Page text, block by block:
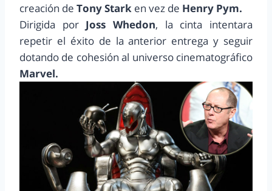
creación de TonyStark en vez de Henry Pym.
Dirigida por Joss Whedon, la cinta intentara
repetir el éxito de la anterior entrega y seguir
dotando de cohesión al universo cinematográfico
Marvel.